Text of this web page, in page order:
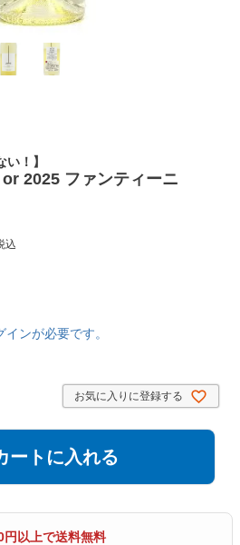
い！】
2025 ファンティーニ
込
ンが必要です。
お気に入りに登録する
ートに入れる
円以上で送料無料